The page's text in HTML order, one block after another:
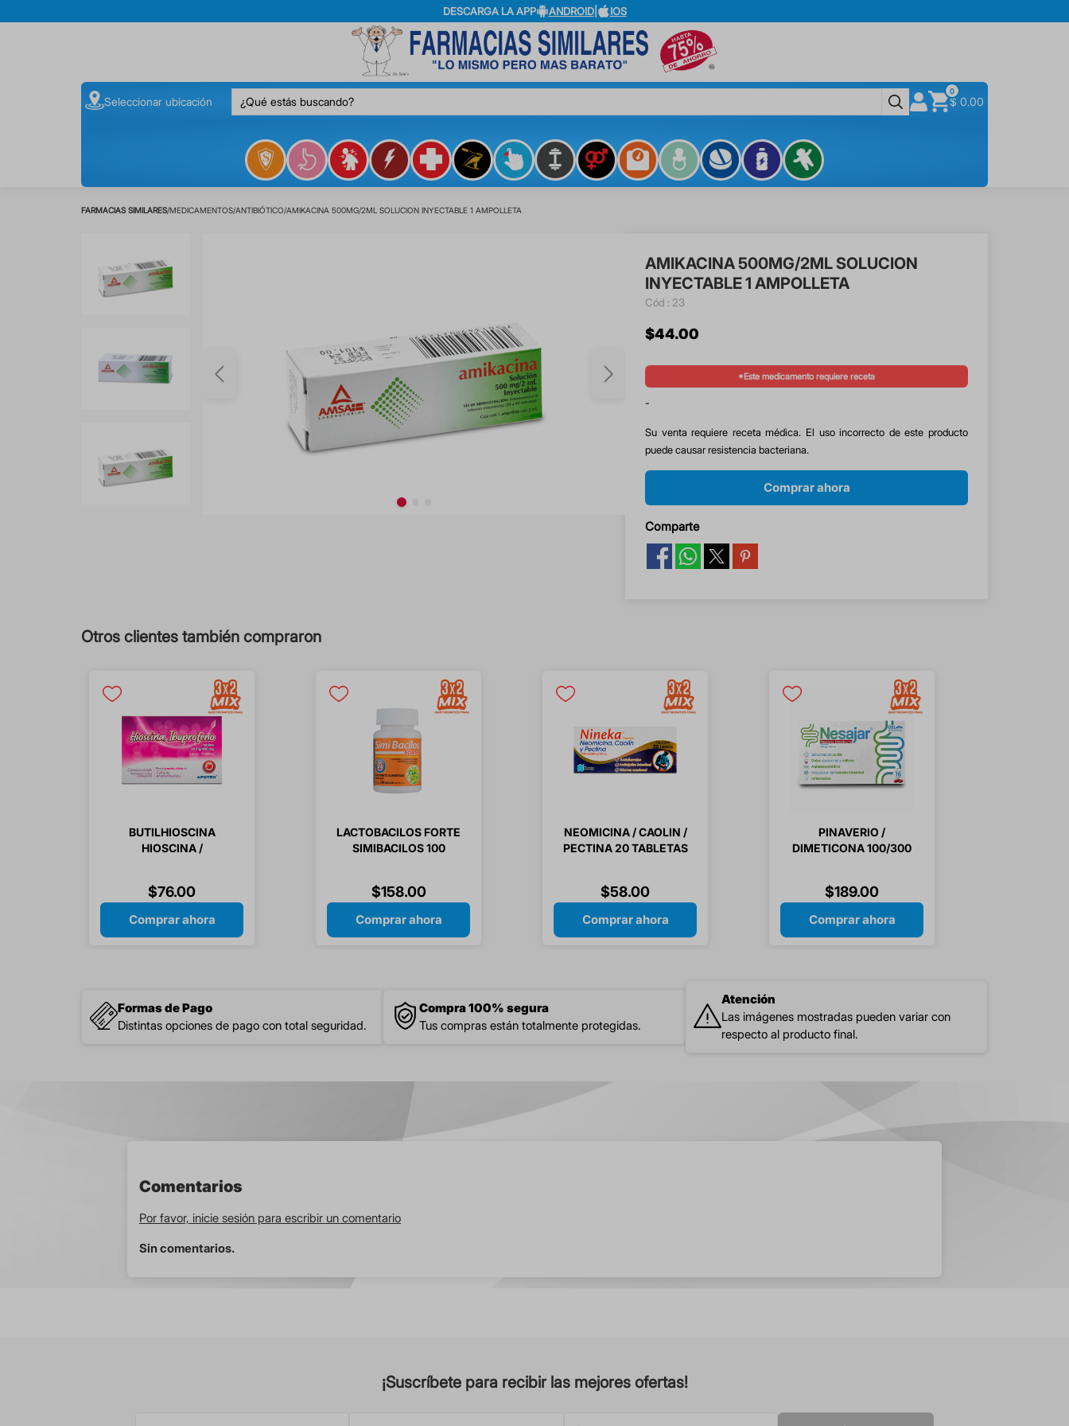
DESCARGA LA APP ANDROID| IOS
Seleccionar ubicación ¿Qué estás buscando? 0
$ 0.00
MEDICAMENTOS ANTIBIÓTICO AMIKACINA 500MG/2ML SOLUCION INYECTABLE 1 AMPOLLETA
AMIKACINA 500MG/2ML SOLUCION
INYECTABLE 1 AMPOLLETA
: 23
$44.00
*Este medicamento requiere receta
-
Su venta requiere receta médica. El uso incorrecto de este producto
puede causar resistencia bacteriana.
Comprar ahora
Comparte
Otros clientes también compraron
BUTILHIOSCINA
HIOSCINA /
$76.00
Comprar ahora
LACTOBACILOS FORTE
SIMIBACILOS 100
$158.00
Comprar ahora
NEOMICINA / CAOLIN /
PECTINA 20 TABLETAS
$58.00
Comprar ahora
PINAVERIO /
DIMETICONA 100/300
$189.00
Comprar ahora
Formas de Pago
Distintas opciones de pago con total seguridad.
Compra 100% segura
Tus compras están totalmente protegidas.
Atención
Las imágenes mostradas pueden variar con
respecto al producto final.
Comentarios
Por favor, inicie sesión para escribir un comentario
Sin comentarios.
¡Suscríbete para recibir las mejores ofertas!